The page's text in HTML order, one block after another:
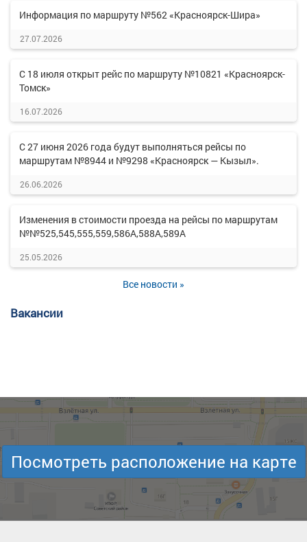
Информация по маршруту №562 «Красноярск-Шира»
27.07.2026
С 18 июля открыт рейс по маршруту №10821 «Красноярск-
Томск»
16.07.2026
С 27 июня 2026 года будут выполняться рейсы по
маршрутам №8944 и №9298 «Красноярск — Кызыл».
26.06.2026
Изменения в стоимости проезда на рейсы по маршрутам
№№525,545,555,559,586А,588А,589А
25.05.2026
Все новости »
Вакансии
Посмотреть расположение на карте